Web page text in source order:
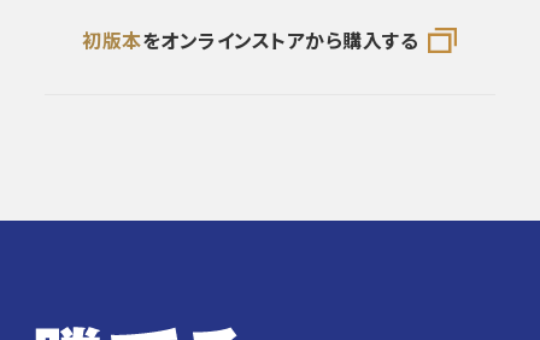
初版本をオンラインストアから購入する